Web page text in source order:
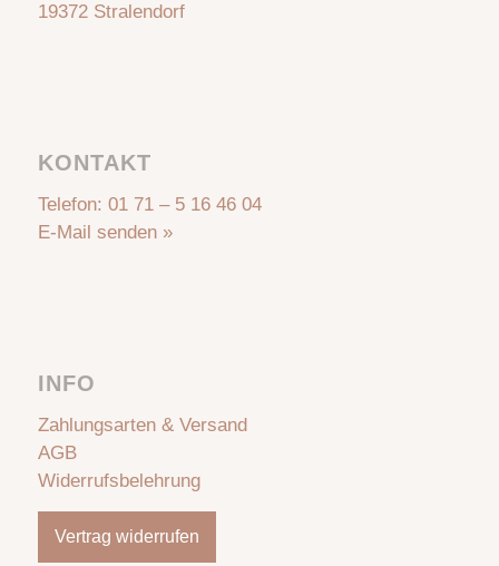
19372 Stralendorf
KONTAKT
Telefon: 01 71 – 5 16 46 04
E-Mail senden »
INFO
Zahlungsarten & Versand
AGB
Widerrufsbelehrung
Vertrag widerrufen